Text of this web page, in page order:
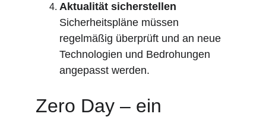
Aktualität sicherstellen
Sicherheitspläne müssen
regelmäßig überprüft und an neue
Technologien und Bedrohungen
angepasst werden.
Zero Day – ein